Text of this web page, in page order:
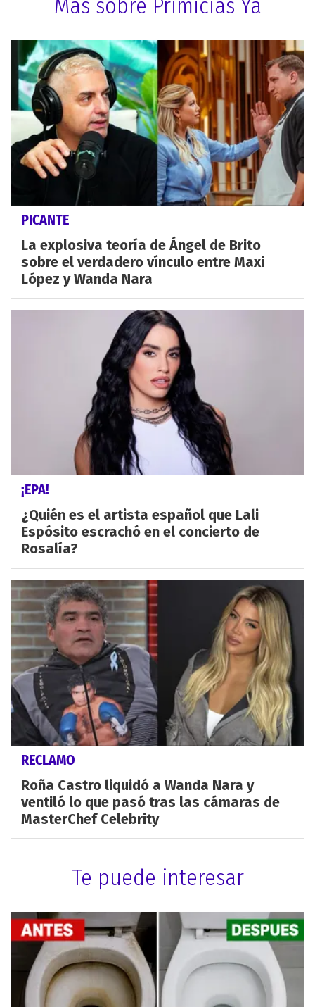
Más sobre Primicias Ya
PICANTE
La explosiva teoría de Ángel de Brito
sobre el verdadero vínculo entre Maxi
López y Wanda Nara
¡EPA!
¿Quién es el artista español que Lali
Espósito escrachó en el concierto de
Rosalía?
RECLAMO
Roña Castro liquidó a Wanda Nara y
ventiló lo que pasó tras las cámaras de
MasterChef Celebrity
Te puede interesar